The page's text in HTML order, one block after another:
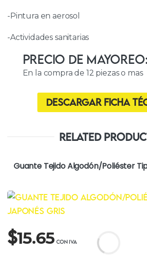
-Pintura en aerosol
-Actividades sanitarias
Precio de Mayoreo:
En la compra de 12 piezas o mas
Descargar ficha
Related
Guante Tejido Algodón/Poliéster
$15.65